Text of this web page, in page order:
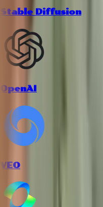
Stable Diffusion
OpenAI
VEO